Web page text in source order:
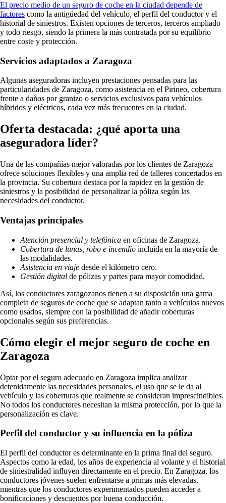
El precio medio de un seguro de coche en la ciudad depende de
factores como la antigüedad del vehículo, el perfil del conductor y el
historial de siniestros. Existen opciones de terceros, terceros ampliado
y todo riesgo, siendo la primera la más contratada por su equilibrio
entre coste y protección.
Servicios adaptados a Zaragoza
Algunas aseguradoras incluyen prestaciones pensadas para las
particularidades de Zaragoza, como asistencia en el Pirineo, cobertura
frente a daños por granizo o servicios exclusivos para vehículos
híbridos y eléctricos, cada vez más frecuentes en la ciudad.
Oferta destacada: ¿qué aporta una
aseguradora líder?
Una de las compañías mejor valoradas por los clientes de Zaragoza
ofrece soluciones flexibles y una amplia red de talleres concertados en
la provincia. Su cobertura destaca por la rapidez en la gestión de
siniestros y la posibilidad de personalizar la póliza según las
necesidades del conductor.
Ventajas principales
Atención presencial y telefónica en oficinas de Zaragoza.
Cobertura de lunas, robo e incendio incluida en la mayoría de
las modalidades.
Asistencia en viaje desde el kilómetro cero.
Gestión digital de pólizas y partes para mayor comodidad.
Así, los conductores zaragozanos tienen a su disposición una gama
completa de seguros de coche que se adaptan tanto a vehículos nuevos
como usados, siempre con la posibilidad de añadir coberturas
opcionales según sus preferencias.
Cómo elegir el mejor seguro de coche en
Zaragoza
Optar por el seguro adecuado en Zaragoza implica analizar
detenidamente las necesidades personales, el uso que se le da al
vehículo y las coberturas que realmente se consideran imprescindibles.
No todos los conductores necesitan la misma protección, por lo que la
personalización es clave.
Perfil del conductor y su influencia en la póliza
El perfil del conductor es determinante en la prima final del seguro.
Aspectos como la edad, los años de experiencia al volante y el historial
de siniestralidad influyen directamente en el precio. En Zaragoza, los
conductores jóvenes suelen enfrentarse a primas más elevadas,
mientras que los conductores experimentados pueden acceder a
bonificaciones y descuentos por buena conducción.